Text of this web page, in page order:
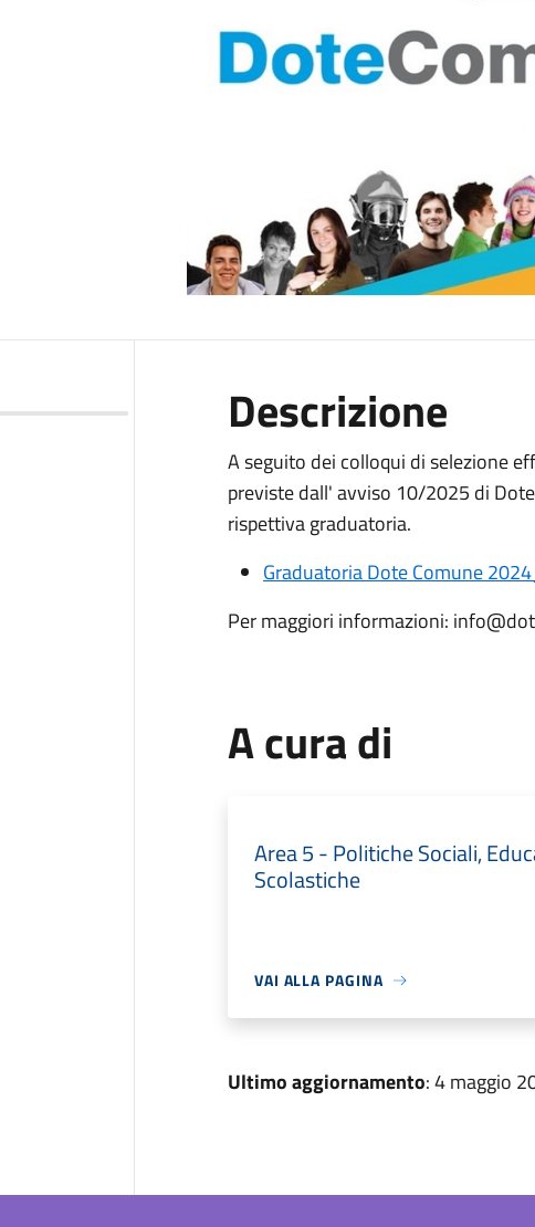
Descrizione
A seguito dei colloqui di selezione
previste dall' avviso 10/2025 di
rispettiva graduatoria.
Graduatoria Dote Comune
Per maggiori informazioni:
A cura di
Area 5 - Politiche Sociali,
Scolastiche
VAI ALLA PAGINA
Ultimo aggiornamento: 4 maggio